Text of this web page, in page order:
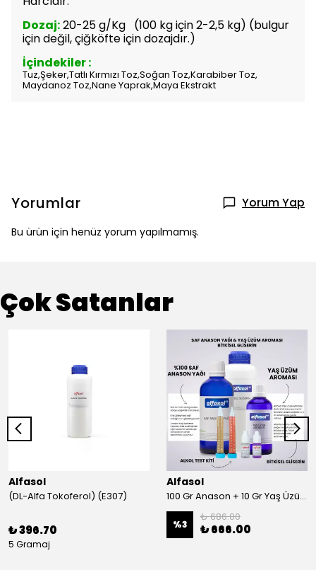
Dozaj:20-25 g/Kg (100 kg için 2-2,5 kg) (bulgur
için değil, çiğköfte için dozajdır.)
İçindekiler :
Tuz,Şeker,Tatlı Kırmızı Toz,Soğan Toz,Karabiber Toz,
Maydanoz Toz,Nane Yaprak,Maya Ekstrakt
Yorumlar Yorum Yap
Bu ürün için henüz yorum yapılmamış.
Çok Satanlar
Alfasol
(DL-Alfa Tokoferol) (E307)
₺ 396.70
5 Gramaj
Alfasol
100 Gr Anason + 10 Gr Yaş Üzüm + 250 Gr Gliserin + Alkol Test Kiti
%3
₺ 686.00
₺ 666.00